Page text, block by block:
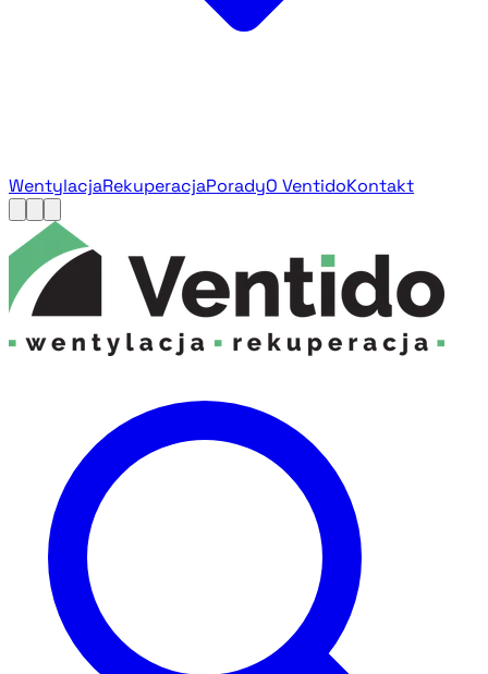
WentylacjaRekuperacjaPoradyO VentidoKontakt